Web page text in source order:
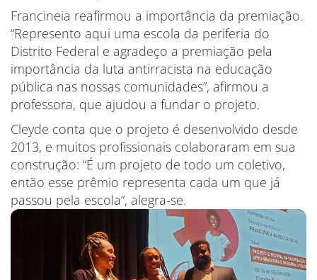
Francineia reafirmou a importância da premiação.
“Represento aqui uma escola da periferia do
Distrito Federal e agradeço a premiação pela
importância da luta antirracista na educação
pública nas nossas comunidades”, afirmou a
professora, que ajudou a fundar o projeto.
Cleyde conta que o projeto é desenvolvido desde
2013, e muitos profissionais colaboraram em sua
construção: “É um projeto de todo um coletivo,
então esse prêmio representa cada um que já
passou pela escola”, alegra-se.